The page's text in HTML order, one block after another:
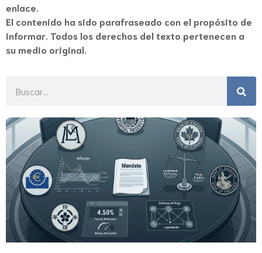
enlace.
El contenido ha sido parafraseado con el propósito de
informar. Todos los derechos del texto pertenecen a
su medio original.